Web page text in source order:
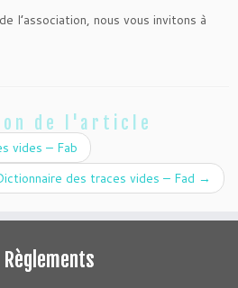
l’association, nous vous invitons à
de l'article
vides – Fab
des traces vides – Fad →
Règlements